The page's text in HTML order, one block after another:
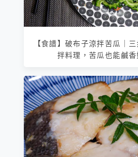
【食譜】破布子涼拌苦瓜｜
拌料理，苦瓜也能鹹香